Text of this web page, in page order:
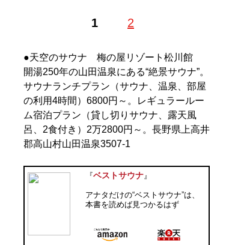
1 2
●天空のサウナ 梅の屋リゾート松川館
開湯250年の山田温泉にある“絶景サウナ”。
サウナランチプラン（サウナ、温泉、部屋
の利用4時間）6800円～。レギュラールー
ム宿泊プラン（貸し切りサウナ、露天風
呂、2食付き）2万2800円～。長野県上高井
郡高山村山田温泉3507-1
『ベストサウナ』
アナタだけの“ベストサウナ”は、
本書を読めば見つかるはず